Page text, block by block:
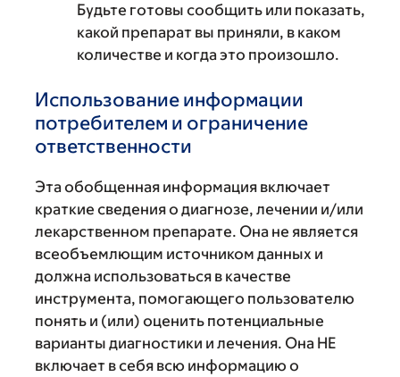
Будьте готовы сообщить или показать,
какой препарат вы приняли, в каком
количестве и когда это произошло.
Использование информации
потребителем и ограничение
ответственности
Эта обобщенная информация включает
краткие сведения о диагнозе, лечении и/или
лекарственном препарате. Она не является
всеобъемлющим источником данных и
должна использоваться в качестве
инструмента, помогающего пользователю
понять и (или) оценить потенциальные
варианты диагностики и лечения. Она НЕ
включает в себя всю информацию о